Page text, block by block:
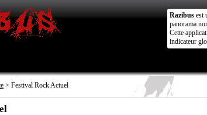
Razibus est
panorama
Cette
indicateur
> Festival Rock Actuel